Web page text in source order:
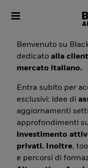
Toggle navigation
Benvenuto su
dedicatoalla
mercato italiano.
Entra subito per
esclusivi: idee di
aggiornamenti
approfondimenti
investimento
privati. Inoltre,
e percorsi di